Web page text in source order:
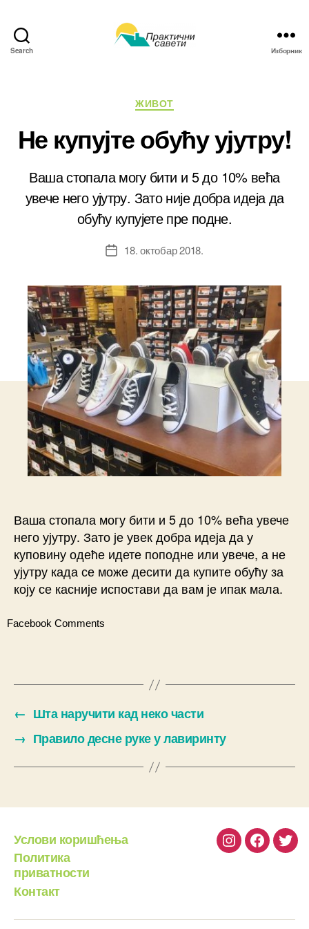
Search Изборник
Категорије
ЖИВОТ
Не купујте обућу ујутру!
Ваша стопала могу бити и 5 до 10% већа
увече него ујутру. Зато није добра идеја да
обућу купујете пре подне.
Датум18. октобар 2018.
Ваша стопала могу бити и 5 до 10% већа увече
него ујутру. Зато је увек добра идеја да у
куповину одеће идете поподне или увече, а не
ујутру када се може десити да купите обућу за
коју се касније испостави да вам је ипак мала.
Facebook Comments
← Шта наручити кад неко части
→ Правило десне руке у лавиринту
Услови коришћења
Политика
приватности
Контакт
Instagram
Facebook